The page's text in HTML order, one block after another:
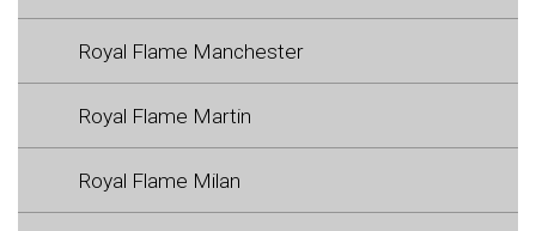
Royal Flame Manchester
Royal Flame Martin
Royal Flame Milan